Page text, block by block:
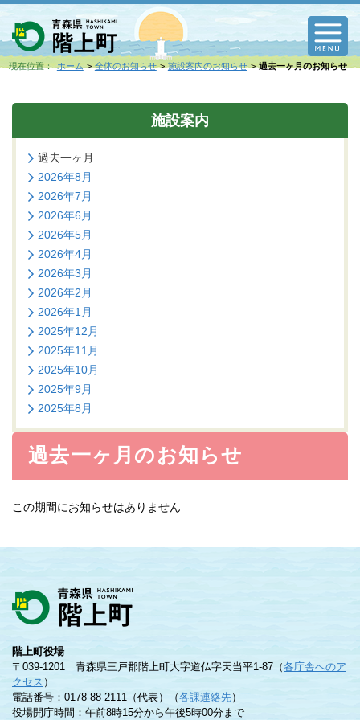
現在位置： ホーム 全体のお知らせ 施設案内のお知らせ 過去一ヶ月のお知らせ
施設案内
過去一ヶ月
2026年8月
2026年7月
2026年6月
2026年5月
2026年4月
2026年3月
2026年2月
2026年1月
2025年12月
2025年11月
2025年10月
2025年9月
2025年8月
過去一ヶ月のお知らせ
この期間にお知らせはありません
階上町役場
〒039-1201 青森県三戸郡階上町大字道仏字天当平1-87（各庁舎へのア
クセス ）
電話番号：0178-88-2111（代表）（各課連絡先）
役場開庁時間：午前8時15分から午後5時00分まで